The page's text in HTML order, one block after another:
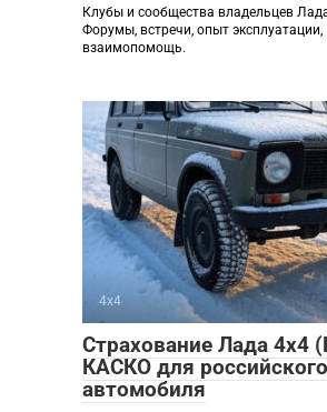
Клубы и сообщества владельцев
Форумы, встречи, опыт эксплуатации,
взаимопомощь.
4х4
Страхование Лада 4х4
КАСКО для российского
автомобиля